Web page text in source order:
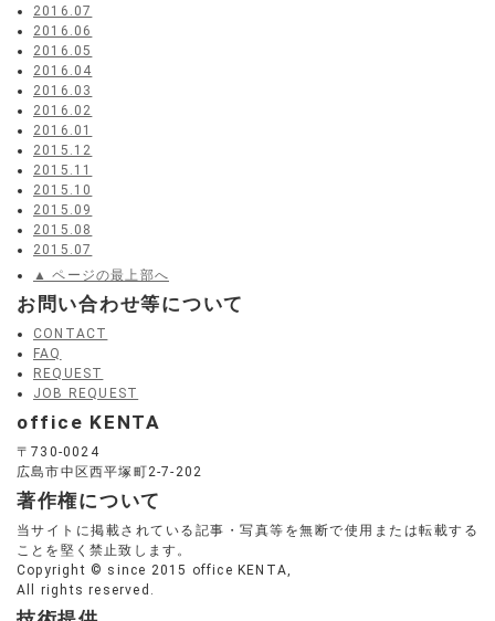
2016.07
2016.06
2016.05
2016.04
2016.03
2016.02
2016.01
2015.12
2015.11
2015.10
2015.09
2015.08
2015.07
▲ ページの最上部へ
お問い合わせ等について
CONTACT
FAQ
REQUEST
JOB REQUEST
office KENTA
〒730-0024
広島市中区西平塚町2-7-202
著作権について
当サイトに掲載されている記事・写真等を無断で使用または転載する
ことを堅く禁止致します。
Copyright © since 2015 office KENTA,
All rights reserved.